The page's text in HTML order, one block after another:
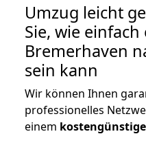
Umzug leicht
Sie, wie
Bremerhaven
sein kann
Wir können Ihnen
professionelles
einem